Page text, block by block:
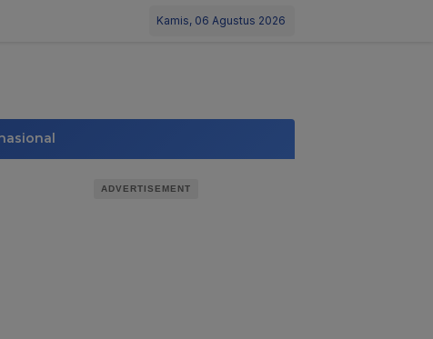
Kamis, 06 Agustus 2026
ADVERTISEMENT